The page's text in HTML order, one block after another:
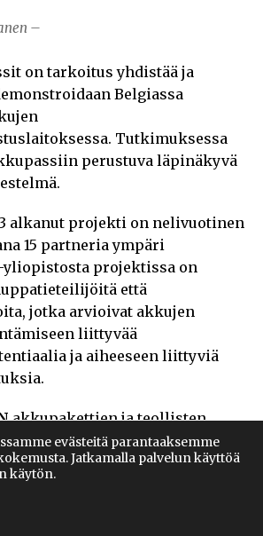
–
on tarkoitus yhdistää ja
Belgiassa
Tutkimuksessa
perustuva läpinäkyvä
alkanut projekti on nelivuotinen
15 partneria ympäri
yliopistosta projektissa on
että
jotka arvioivat akkujen
liittyvää
ja aiheeseen liittyviä
akkupakettien ja teollisten
tuo erilaisia
akkujen
ja uusiokäyttöön.
sähköauton akkupaketti
evästeitä parantaaksemme
Jatkamalla palvelun käyttöä
käytön.